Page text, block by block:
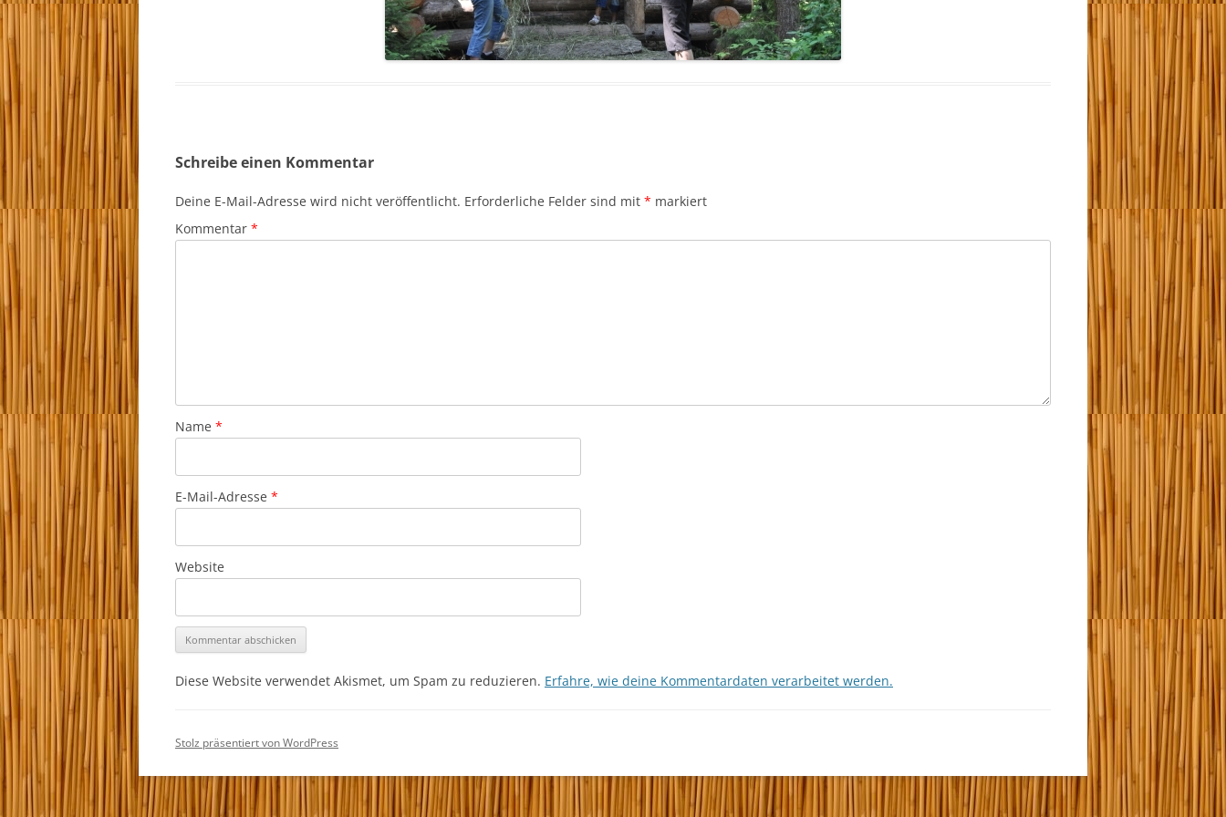
Schreibe einen Kommentar
Deine E-Mail-Adresse wird nicht veröffentlicht. Erforderliche Felder sind mit * markiert
Kommentar *
Name *
E-Mail-Adresse *
Website
Diese Website verwendet Akismet, um Spam zu reduzieren. Erfahre, wie deine Kommentardaten verarbeitet werden.
Stolz präsentiert von WordPress